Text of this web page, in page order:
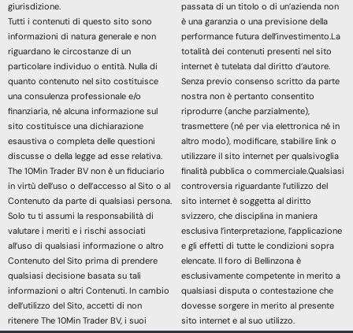
giurisdizione.
Tutti i contenuti di questo sito sono
informazioni di natura generale e non
riguardano le circostanze di un
particolare individuo o entità. Nulla di
quanto contenuto nel sito costituisce
una consulenza professionale e/o
finanziaria, né alcuna informazione sul
sito costituisce una dichiarazione
esaustiva o completa delle questioni
discusse o della legge ad esse relativa.
The 10Min Trader BV non è un fiduciario
in virtù dell’uso o dell’accesso al Sito o al
Contenuto da parte di qualsiasi persona.
Solo tu ti assumi la responsabilità di
valutare i meriti e i rischi associati
all’uso di qualsiasi informazione o altro
Contenuto del Sito prima di prendere
qualsiasi decisione basata su tali
informazioni o altri Contenuti. In cambio
dell’utilizzo del Sito, accetti di non
ritenere The 10Min Trader BV, i suoi
passata di un titolo o di un’azienda non
è una garanzia o una previsione della
performance futura dell’investimento.La
totalità dei contenuti presenti nel sito
internet è tutelata dal diritto d’autore.
Senza previo consenso scritto da parte
nostra non è pertanto consentito
riprodurre (anche parzialmente),
trasmettere (né per via elettronica né in
altro modo), modificare, stabilire link o
utilizzare il sito internet per qualsivoglia
finalità pubblica o commerciale.Qualsiasi
controversia riguardante l’utilizzo del
sito internet è soggetta al diritto
svizzero, che disciplina in maniera
esclusiva l’interpretazione, l’applicazione
e gli effetti di tutte le condizioni sopra
elencate. Il foro di Bellinzona è
esclusivamente competente in merito a
qualsiasi disputa o contestazione che
dovesse sorgere in merito al presente
sito internet e al suo utilizzo.